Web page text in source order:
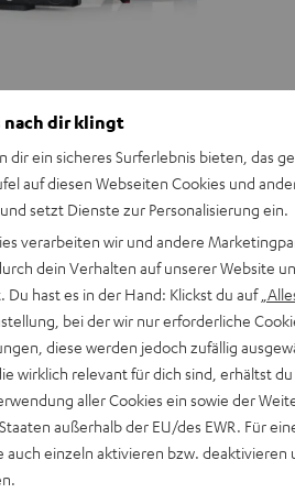
nach dir klingt
dir ein sicheres Surferlebnis bieten, das
auf diesen Webseiten Cookies und
setzt Dienste zur Personalisierung ein.
verarbeiten wir und andere
dein Verhalten auf unserer Website
Du hast es in der Hand: Klickst du auf
bei der wir nur erforderliche
diese werden jedoch zufällig
wirklich relevant für dich sind, erhältst
aller Cookies ein sowie der
außerhalb der EU/des EWR. Für
auch einzeln aktivieren bzw. deaktivieren